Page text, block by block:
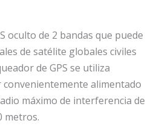
oculto de 2 bandas que puede
de satélite globales civiles
de GPS se utiliza
convenientemente alimentado
máximo de interferencia de
metros.